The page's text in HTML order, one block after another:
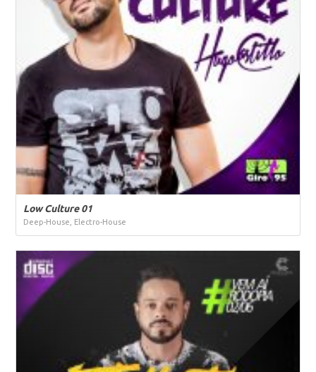
Low Culture 01
Deep-House, Electro-House